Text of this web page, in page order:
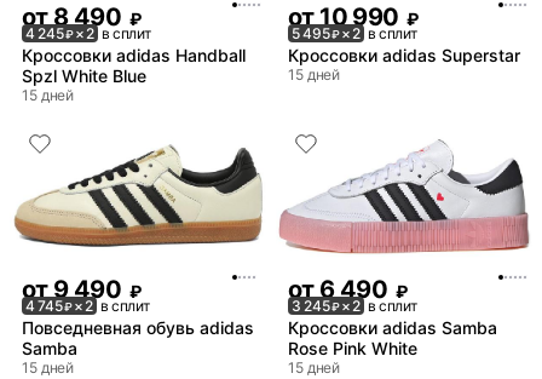
от 8 490 ₽
4 245₽× 2 в сплит
Кроссовки adidas Handball
Spzl White Blue
15 дней
от 10 990 ₽
5 495₽× 2 в сплит
Кроссовки adidas Superstar
15 дней
от9 490 ₽
4 745₽× 2 в сплит
Повседневная обувь adidas
Samba
15 дней
от6 490 ₽
3 245₽× 2 в сплит
Кроссовки adidas Samba
Rose Pink White
15 дней